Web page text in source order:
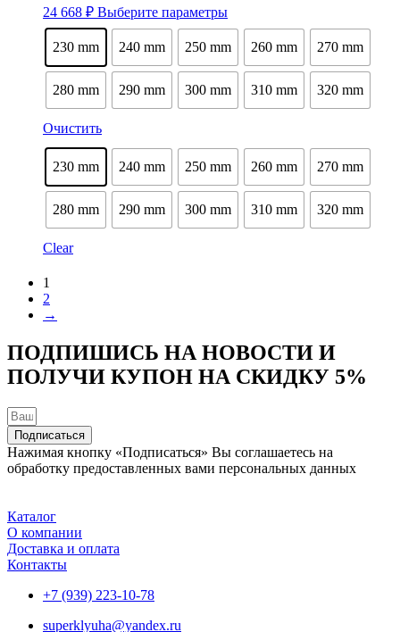
24 668 ₽ Выберите параметрыЭтот
товар
имеет
несколько
вариаций.
Опции
можно
странице
товара.
230 mm 240 mm 250 mm 260 mm 270 mm
280 mm 290 mm 300 mm 310 mm 320 mm
Очистить
230 mm 240 mm 250 mm 260 mm 270 mm
280 mm 290 mm 300 mm 310 mm 320 mm
Clear
1
2
→
ПОДПИШИСЬ НА НОВОСТИ И
ПОЛУЧИ КУПОН НА СКИДКУ 5%
Подписаться
Нажимая кнопку «Подписаться» Вы соглашаетесь на
обработку предоставленных вами персональных данных
Каталог
О компании
Доставка и оплата
Контакты
+7 (939) 223-10-78
superklyuha@yandex.ru